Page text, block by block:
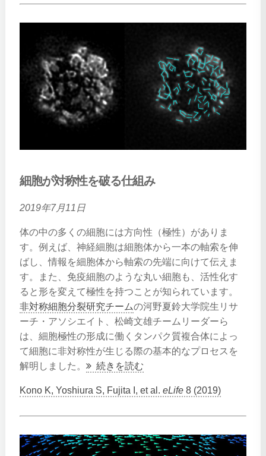
細胞が対称性を破る仕組み
2019年7月11日
体の中の多くの細胞には方向性（極性）がありま
す。例えば、神経細胞は細胞体から一本の軸索を伸
ばし、情報を細胞体から軸索の先端に向けて伝えま
す。また、免疫細胞のような丸い細胞も、活性化す
ると形を変えて極性を持つことが知られています。
非対称細胞分裂研究チームの河野夏鈴大学院生リサ
ーチ・アソシエイト、松崎文雄チームリーダーら
は、細胞極性の形成に働くタンパク質複合体によっ
て細胞に非対称性が生じる際の基本的なプロセスを
解明しました。
続きを読む
Kono K, Yoshiura S, Fujita I, et al.eLife 8 (2019)